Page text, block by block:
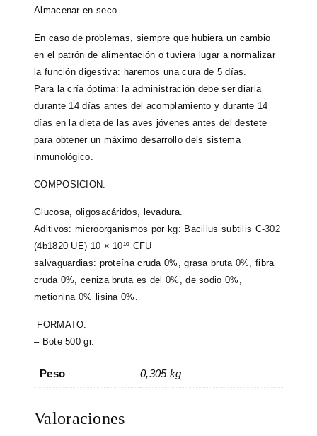
Almacenar en seco.
En caso de problemas, siempre que hubiera un cambio
en el patrón de alimentación o tuviera lugar a normalizar
la función digestiva: haremos una cura de 5 días.
Para la cría óptima: la administración debe ser diaria
durante 14 días antes del acomplamiento y durante 14
días en la dieta de las aves jóvenes antes del destete
para obtener un máximo desarrollo dels sistema
inmunológico.
COMPOSICION:
Glucosa, oligosacáridos, levadura.
Aditivos: microorganismos por kg: Bacillus subtilis C-302
(4b1820 UE) 10 × 10¹º CFU
salvaguardias: proteína cruda 0%, grasa bruta 0%, fibra
cruda 0%, ceniza bruta es del 0%, de sodio 0%,
metionina 0% lisina 0%.
FORMATO:
– Bote 500 gr.
Peso 0,305 kg
Valoraciones